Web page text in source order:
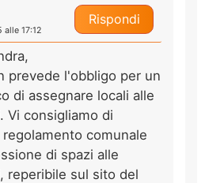
Rispondi
17:12
prevede l'obbligo per un
di assegnare locali alle
Vi consigliamo di
comunale
di spazi alle
reperibile sul sito del